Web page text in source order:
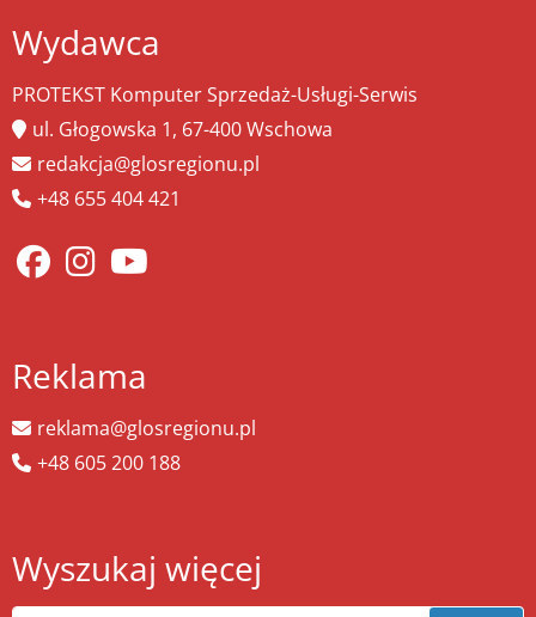
Wydawca
PROTEKST Komputer Sprzedaż-Usługi-Serwis
ul. Głogowska 1, 67-400 Wschowa
redakcja@glosregionu.pl
+48 655 404 421
Reklama
reklama@glosregionu.pl
+48 605 200 188
Wyszukaj więcej